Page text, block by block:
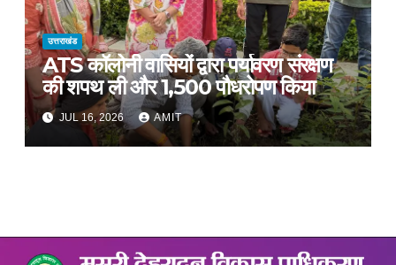
उत्तराखंड
ATS कॉलोनी वासियों द्वारा पर्यावरण संरक्षण
की शपथ ली और 1,500 पौधरोपण किया
JUL 16, 2026 AMIT